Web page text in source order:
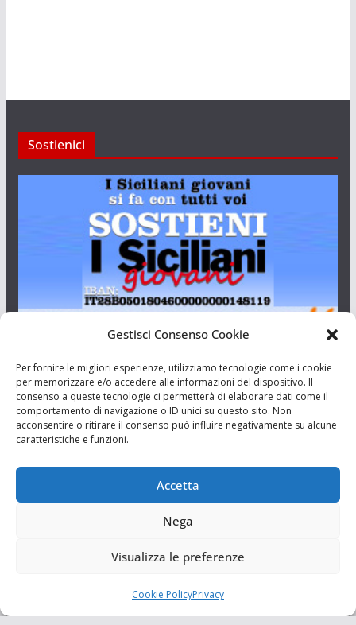
Gestisci Consenso Cookie
Per fornire le migliori esperienze, utilizziamo tecnologie come i cookie
per memorizzare e/o accedere alle informazioni del dispositivo. Il
consenso a queste tecnologie ci permetterà di elaborare dati come il
comportamento di navigazione o ID unici su questo sito. Non
acconsentire o ritirare il consenso può influire negativamente su alcune
caratteristiche e funzioni.
Accetta
Nega
Visualizza le preferenze
Cookie PolicyPrivacy
Sostienici
Aut. del tribunale di Catania n.23/2011 del 20/09/2011 Dir.
Resp. Riccardo Orioles.
Associazione Culturale I Siciliani Giovani
via Randazzo 27 Catania
I Siciliani Giovani. Tutti i diritti riservati.
Tema:ColorMagdi ThemeGrill. Powered byWordPress.